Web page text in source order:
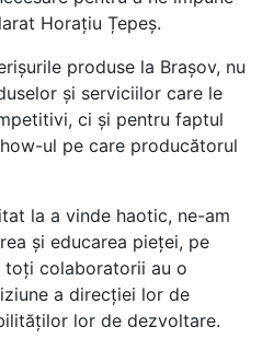
Horațiu Țepeș.
produse la Brașov, nu
și serviciilor care le
ci și pentru faptul
ul pe care producătorul
la a vinde haotic, ne-am
și educarea pieței, pe
toți colaboratorii au o
a direcției lor de
lor de dezvoltare.